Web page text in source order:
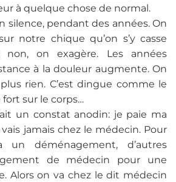
à quelque chose de normal.
silence, pendant des années. On
notre chique qu’on s’y casse
non, on exagère. Les années
à la douleur augmente. On
rien. C’est dingue comme le
sur le corps…
un constat anodin: je paie ma
jamais chez le médecin. Pour
un déménagement, d’autres
de médecin pour une
Alors on va chez le dit médecin